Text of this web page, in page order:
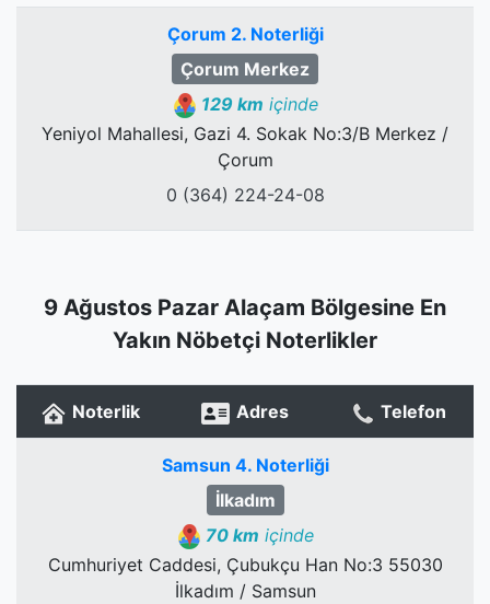
Çorum 2. Noterliği
Çorum Merkez
129 km içinde
Yeniyol Mahallesi, Gazi 4. Sokak No:3/B Merkez /
Çorum
0 (364) 224-24-08
9 Ağustos Pazar Alaçam Bölgesine En
Yakın Nöbetçi Noterlikler
Noterlik Adres Telefon
Samsun 4. Noterliği
İlkadım
70 km içinde
Cumhuriyet Caddesi, Çubukçu Han No:3 55030
İlkadım / Samsun